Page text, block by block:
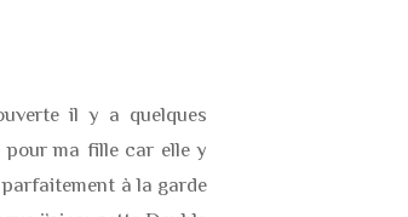
il y a quelques
pour ma fille car elle y
à la garde